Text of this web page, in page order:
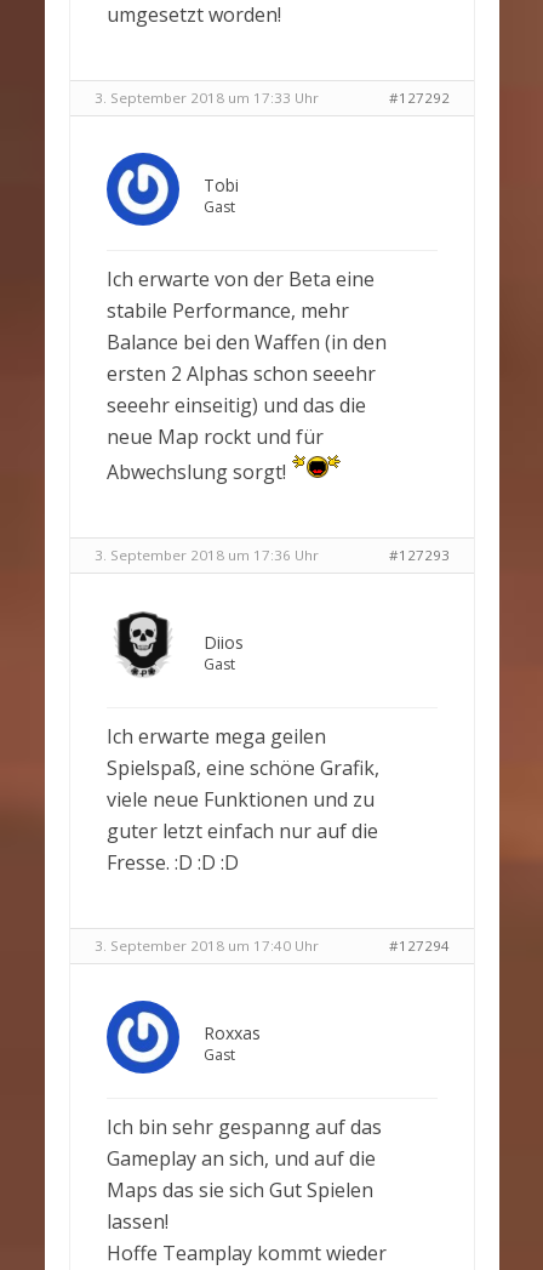
umgesetzt worden!
3. September 2018 um 17:33 Uhr #127292
Tobi
Gast
Ich erwarte von der Beta eine
stabile Performance, mehr
Balance bei den Waffen (in den
ersten 2 Alphas schon seeehr
seeehr einseitig) und das die
neue Map rockt und für
Abwechslung sorgt!
3. September 2018 um 17:36 Uhr #127293
Diios
Gast
Ich erwarte mega geilen
Spielspaß, eine schöne Grafik,
viele neue Funktionen und zu
guter letzt einfach nur auf die
Fresse. :D :D :D
3. September 2018 um 17:40 Uhr #127294
Roxxas
Gast
Ich bin sehr gespanng auf das
Gameplay an sich, und auf die
Maps das sie sich Gut Spielen
lassen!
Hoffe Teamplay kommt wieder